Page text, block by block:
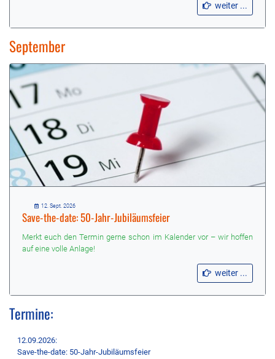
weiter ...
September
12. Sept. 2026
Save-the-date: 50-Jahr-Jubiläumsfeier
Merkt euch den Termin gerne schon im Kalender vor – wir hoffen
auf eine volle Anlage!
weiter ...
Termine:
12.09.2026:
Save-the-date: 50-Jahr-Jubiläumsfeier